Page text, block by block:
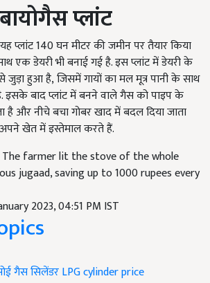
प्लांट
प्लांट 140 घन मीटर की जमीन पर तैयार किया
एक डेयरी भी बनाई गई है. इस प्लांट में डेयरी के
जुड़ा हुआ है, जिसमें गायों का मल मूत्र पानी के साथ
इसके बाद प्लांट में बनने वाले गैस को पाइप के
है और नीचे बचा गोबर खाद में बदल दिया जाता
खेत में इस्तेमाल करते हैं.
The farmer lit the stove of the whole
jugaad, saving up to 1000 rupees every
2023, 04:51 PM IST
गैस सिलेंडरLPG cylinder price